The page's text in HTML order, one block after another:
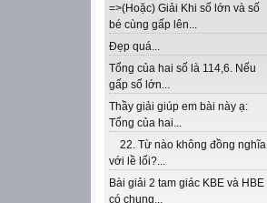
=>(Hoặc) Giải Khi số lớn và số
bé cùng gấp lên...
Đẹp quá...
Tổng của hai số là 114,6. Nếu
gấp số lớn...
Thầy giải giúp em bài này ạ:
Tổng của hai...
22. Từ nào không đồng nghĩa
với lề lối?...
Bài giải 2 tam giác KBE và HBE
có chung...